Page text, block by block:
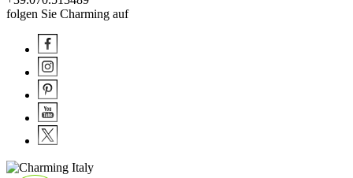
folgen Sie Charming auf